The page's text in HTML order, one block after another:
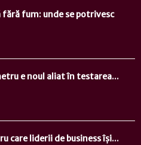
fără fum: unde se potrivesc
e noul aliat în testarea...
care liderii de business își...